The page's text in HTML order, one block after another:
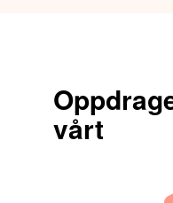
vårt